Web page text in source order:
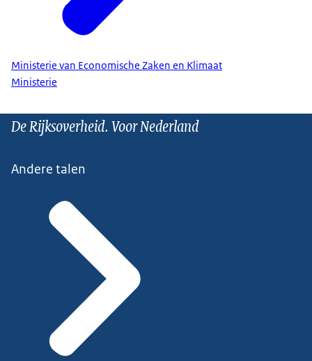
Ministerie van Economische Zaken en Klimaat
Ministerie
De Rijksoverheid. Voor Nederland
Andere talen